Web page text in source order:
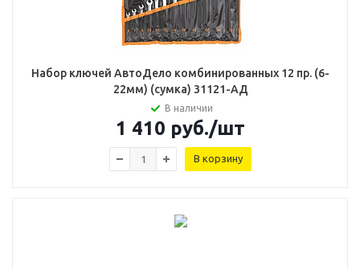
Набор ключей АвтоДело комбинированных 12 пр. (6-
22мм) (сумка) 31121-АД
В наличии
1 410 руб./шт
В корзину